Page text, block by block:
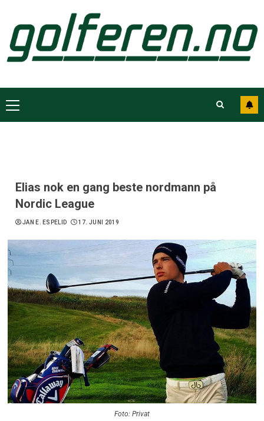
Elias nok en gang beste nordmann på
Nordic League
JAN E. ESPELID 17. JUNI 2019
Foto: Privat